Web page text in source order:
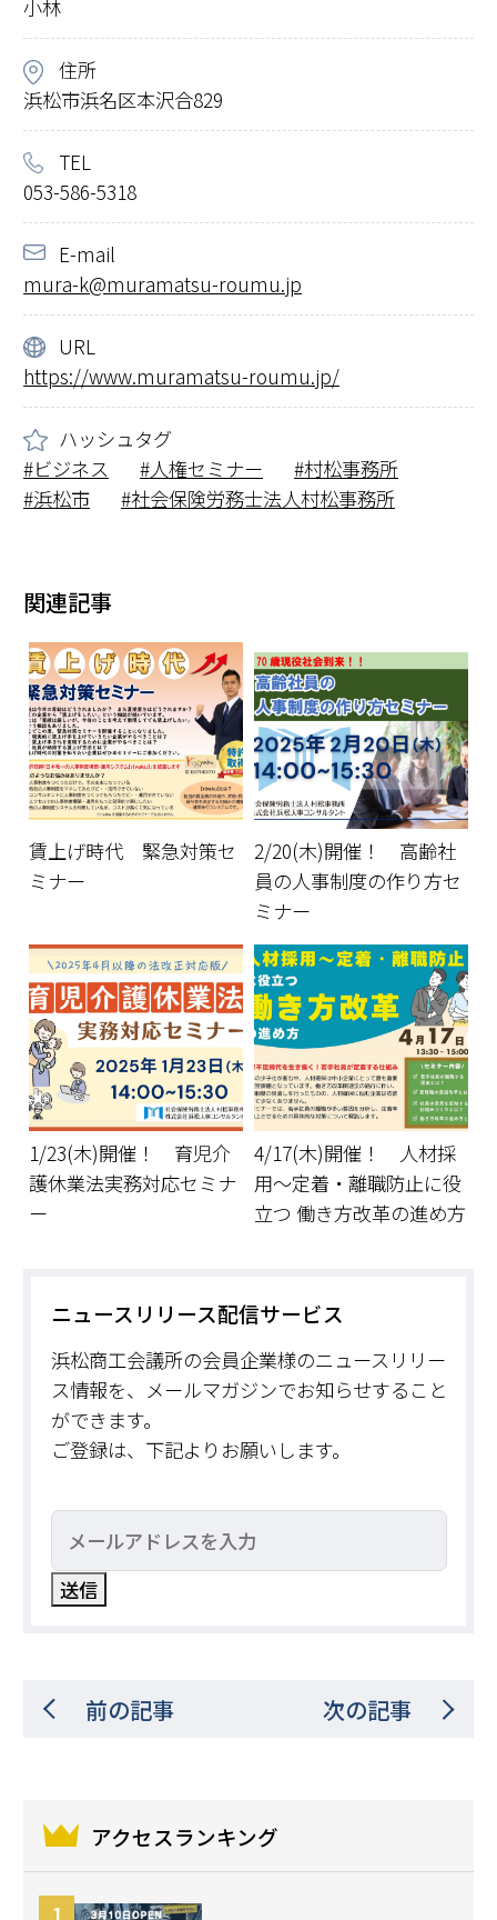
小林
住所
浜松市浜名区本沢合829
TEL
053-586-5318
E-mail
mura-k@muramatsu-roumu.jp
URL
https://www.muramatsu-roumu.jp/
ハッシュタグ
ビジネス
人権セミナー
村松事務所
浜松市
社会保険労務士法人村松事務所
関連記事
賃上げ時代 緊急対策セ
ミナー
2/20(木)開催！ 高齢社
員の人事制度の作り方セ
ミナー
1/23(木)開催！ 育児介
護休業法実務対応セミナ
ー
4/17(木)開催！ 人材採
用～定着・離職防止に役
立つ 働き方改革の進め方
ニュースリリース配信サービス
浜松商工会議所の会員企業様のニュースリリー
ス情報を、メールマガジンでお知らせすること
ができます。
ご登録は、下記よりお願いします。
前の記事 次の記事
アクセスランキング